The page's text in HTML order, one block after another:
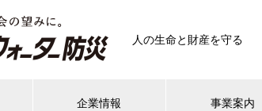
人の生命と財産を守る
企業情報 事業案内